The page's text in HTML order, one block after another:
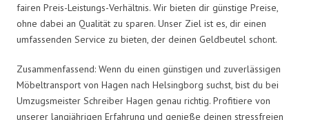
fairen Preis-Leistungs-Verhältnis. Wir bieten dir günstige Preise,
ohne dabei an Qualität zu sparen. Unser Ziel ist es, dir einen
umfassenden Service zu bieten, der deinen Geldbeutel schont.
Zusammenfassend: Wenn du einen günstigen und zuverlässigen
Möbeltransport von Hagen nach Helsingborg suchst, bist du bei
Umzugsmeister Schreiber Hagen genau richtig. Profitiere von
unserer langjährigen Erfahrung und genieße deinen stressfreien